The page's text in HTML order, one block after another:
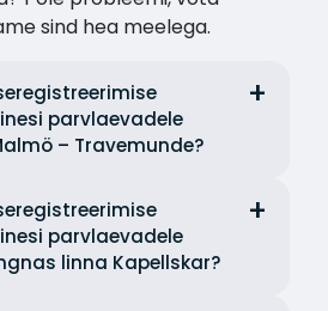
sind hea meelega.
parvlaevadele
– Travemunde?
parvlaevadele
linna Kapellskar?